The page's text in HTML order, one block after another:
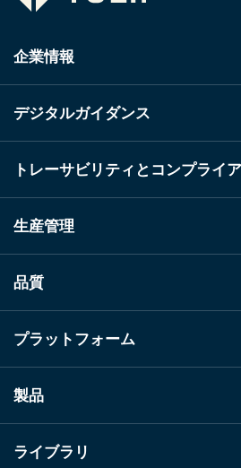
企業情報
デジタルガイダンス
トレーサビリティとコンプライ
生産管理
品質
プラットフォーム
製品
ライブラリ